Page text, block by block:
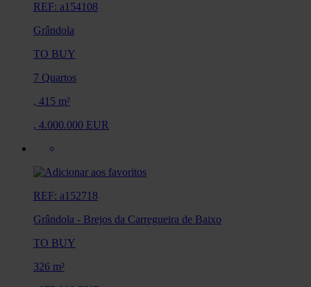
REF: a154108
Grândola
TO BUY
7 Quartos
, 415 m²
, 4.000.000 EUR
REF: a152718
Grândola - Brejos da Carregueira de Baixo
TO BUY
326 m²